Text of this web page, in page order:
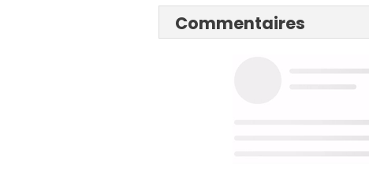
Commentaires